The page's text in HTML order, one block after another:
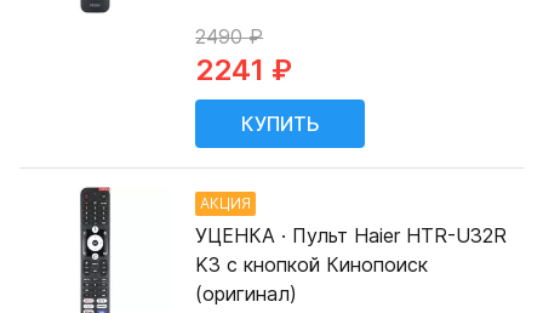
2490 ₽
2241 ₽
АКЦИЯ
УЦЕНКА · Пульт Haier HTR-U32R
K3 с кнопкой Кинопоиск
(оригинал)